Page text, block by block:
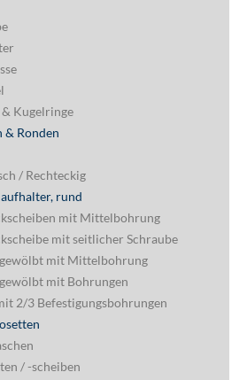
Kugelringe
Ronden
/ Rechteckig
rund
mit Mittelbohrung
mit seitlicher Schraube
mit Mittelbohrung
mit Bohrungen
2/3 Befestigungsbohrungen
/ -scheiben